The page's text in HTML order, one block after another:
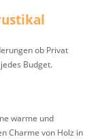
ob Privat
Budget.
warme und
Charme von Holz in